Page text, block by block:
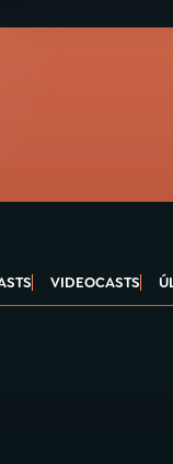
VIDEOCASTS